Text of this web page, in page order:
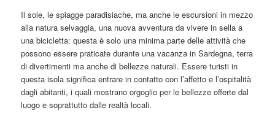
Il sole, le spiagge paradisiache, ma anche le escursioni in mezzo
alla natura selvaggia, una nuova avventura da vivere in sella a
una bicicletta: questa è solo una minima parte delle attività che
possono essere praticate durante una vacanza in Sardegna, terra
di divertimenti ma anche di bellezze naturali. Essere turisti in
questa isola significa entrare in contatto con l’affetto e l’ospitalità
dagli abitanti, i quali mostrano orgoglio per le bellezze offerte dal
luogo e soprattutto dalle realtà locali.